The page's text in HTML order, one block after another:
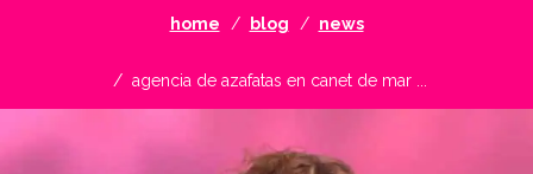
home blog news
agencia de azafatas en canet de mar ...